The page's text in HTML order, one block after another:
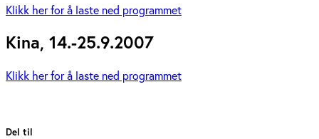
Klikk her for å laste ned programmet
Kina, 14.-25.9.2007
Klikk her for å laste ned programmet
Del til